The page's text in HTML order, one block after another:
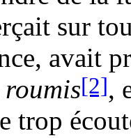
sur
avait
roumis[2],
trop